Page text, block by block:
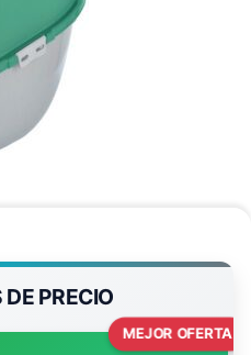
PRECIO
MEJOR OFERTA